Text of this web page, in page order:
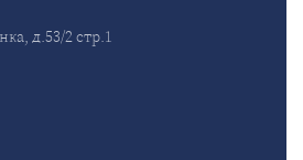
д.53/2 стр.1